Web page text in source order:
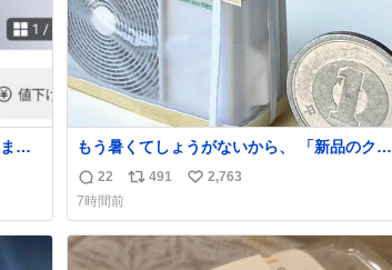
もう暑くてしょうがないから、 「新品のクー
ラーの室外機のミニチュア」 でも見ていって
よ
返
信
数
22
リ
ス
491
い
ね
数
2,763
7時間前